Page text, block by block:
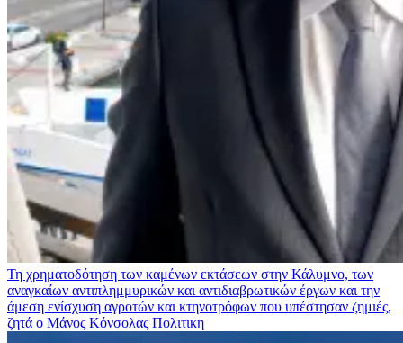
Τη χρηματοδότηση των καμένων εκτάσεων στην Κάλυμνο, των
αναγκαίων αντιπλημμυρικών και αντιδιαβρωτικών έργων και την
άμεση ενίσχυση αγροτών και κτηνοτρόφων που υπέστησαν ζημιές,
ζητά ο Μάνος Κόνσολας Πολιτικη